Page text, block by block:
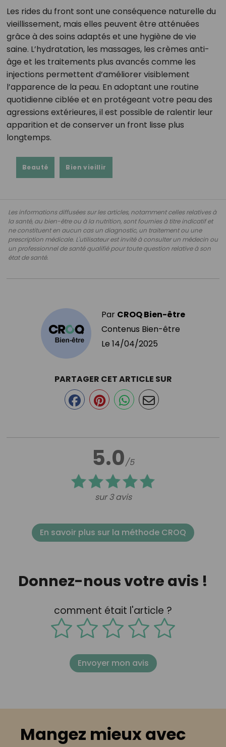
Les rides du front sont une conséquence naturelle du
vieillissement, mais elles peuvent être atténuées
grâce à des soins adaptés et une hygiène de vie
saine. L’hydratation, les massages, les crèmes anti-
âge et les traitements plus avancés comme les
injections permettent d’améliorer visiblement
l’apparence de la peau. En adoptant une routine
quotidienne ciblée et en protégeant votre peau des
agressions extérieures, il est possible de ralentir leur
apparition et de conserver un front lisse plus
longtemps.
Beauté Bien vieillir
Les informations diffusées sur les articles, notamment celles relatives à
la santé, au bien-être ou à la nutrition, sont fournies à titre indicatif et
ne constituent en aucun cas un diagnostic, un traitement ou une
prescription médicale. L'utilisateur est invité à consulter un médecin ou
un professionnel de santé qualifié pour toute question relative à son
état de santé.
Par CROQ Bien-être
Contenus Bien-être
Le 14/04/2025
5.0/5
sur 3 avis
PARTAGER CET ARTICLE SUR
En savoir plus sur la méthode CROQ
Donnez-nous votre avis !
comment était l'article ?
Envoyer mon avis
Mangez mieux avec